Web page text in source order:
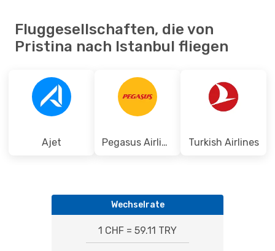
Fluggesellschaften, die von
Pristina nach Istanbul fliegen
Ajet Pegasus Airlines Turkish Airlines
Wechselrate
1 CHF = 59.11 TRY